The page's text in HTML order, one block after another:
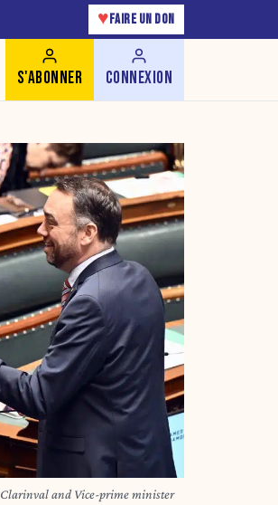
♥ FAIRE UN DON
S'ABONNER CONNEXION
and Vice-prime minister